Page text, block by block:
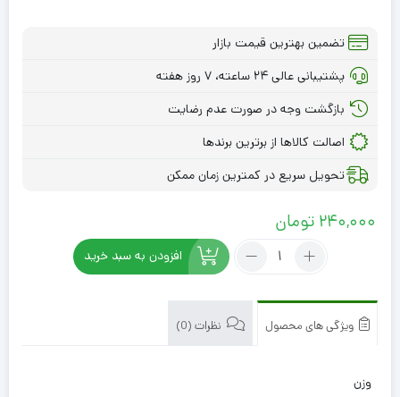
تضمین بهترین قیمت بازار
پشتیبانی عالی ۲۴ ساعته، ۷ روز هفته
بازگشت وجه در صورت عدم رضایت
اصالت کالاها از برترین برندها
تحویل سریع در کمترین زمان ممکن
240,000 تومان
تعداد:
نارگیل
بارنبو
افزودن به سبد خرید
ویژگی های محصول نظرات (0)
وزن